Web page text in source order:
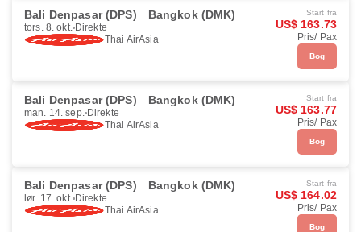
Bali Denpasar (DPS) Bangkok (DMK)
tors. 8. okt. Direkte
Thai AirAsia
Start fra
US$ 163.73
Pris/ Pax
Bog
Bali Denpasar (DPS) Bangkok (DMK)
man. 14. sep. Direkte
Thai AirAsia
Start fra
US$ 163.77
Pris/ Pax
Bog
Bali Denpasar (DPS) Bangkok (DMK)
lør. 17. okt. Direkte
Thai AirAsia
Start fra
US$ 164.02
Pris/ Pax
Bog